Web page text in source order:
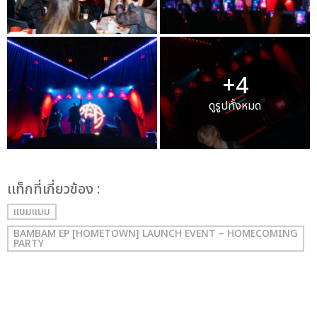
+4
ดูรูปทั้งหมด
เเท็กที่เกี่ยวข้อง :
แบมแบม
BAMBAM EP [HOMETOWN] LAUNCH EVENT – HOMECOMING
PARTY